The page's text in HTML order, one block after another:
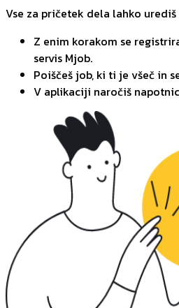
Vse za pričetek dela lahko
Z enim korakom se
servis Mjob.
Poiščeš job, ki ti je všeč in
V aplikaciji naročiš